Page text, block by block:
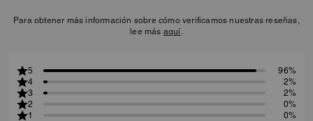
Para obtener más información sobre cómo verificamos nuestras reseñas,
lee más aquí
5
96%
4
2%
3
2%
2
0%
1
0%